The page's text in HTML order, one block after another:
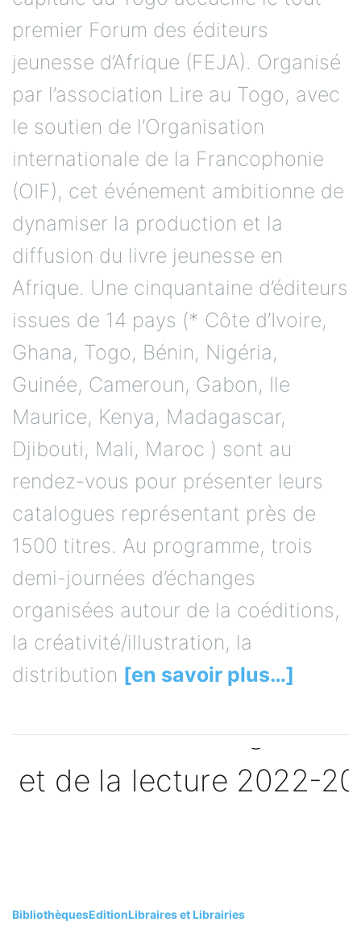
premier Forum des éditeurs
jeunesse d’Afrique (FEJA). Organisé
par l’association Lire au Togo, avec
le soutien de l’Organisation
internationale de la Francophonie
(OIF), cet événement ambitionne de
dynamiser la production et la
diffusion du livre jeunesse en
Afrique. Une cinquantaine d’éditeurs
issues de 14 pays (* Côte d’Ivoire,
Ghana, Togo, Bénin, Nigéria,
Guinée, Cameroun, Gabon, Ile
Maurice, Kenya, Madagascar,
Djibouti, Mali, Maroc ) sont au
rendez-vous pour présenter leurs
catalogues représentant près de
1500 titres. Au programme, trois
demi-journées d’échanges
organisées autour de la coéditions,
la créativité/illustration, la
distribution [en savoir plus…]
BibliothèquesEditionLibraires et Librairies